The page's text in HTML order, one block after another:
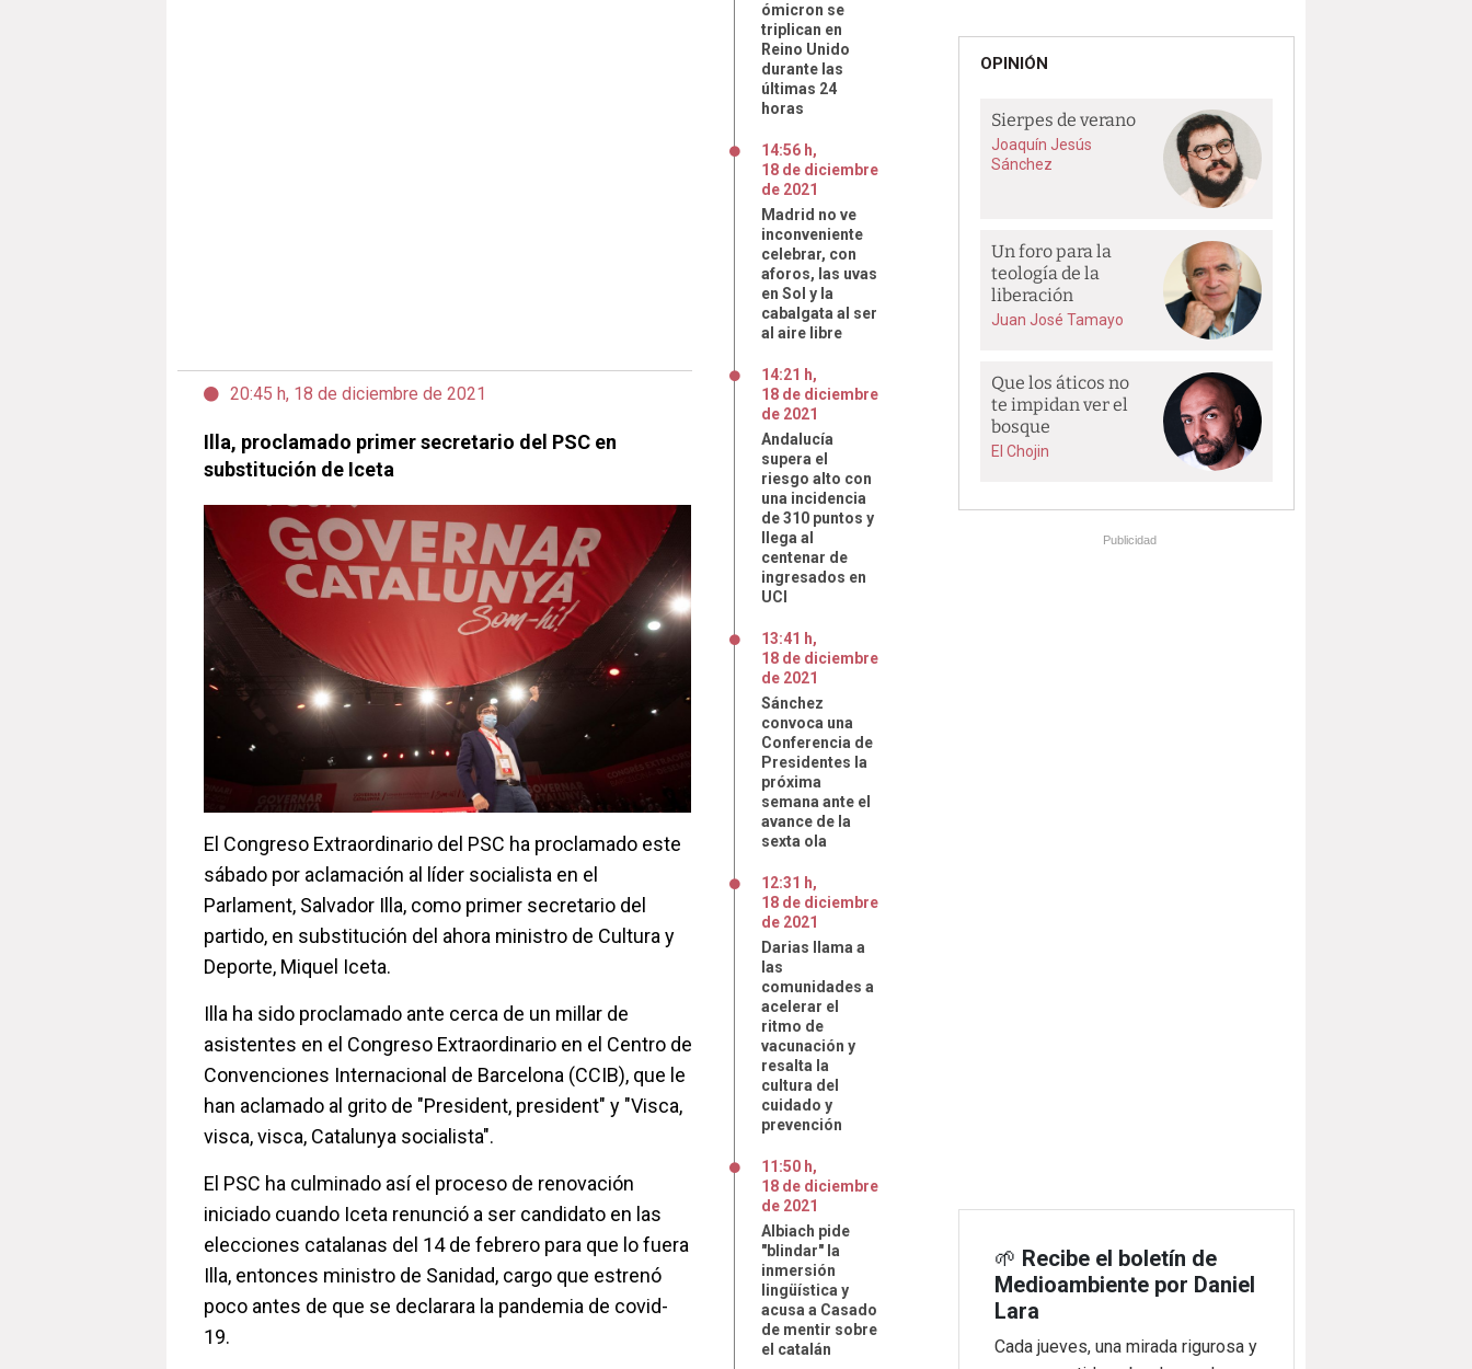
20:45 h, 18 de diciembre de 2021
Illa, proclamado primer secretario del PSC en
substitución de Iceta
El Congreso Extraordinario del PSC ha proclamado este
sábado por aclamación al líder socialista en el
Parlament, Salvador Illa, como primer secretario del
partido, en substitución del ahora ministro de Cultura y
Deporte, Miquel Iceta.
Illa ha sido proclamado ante cerca de un millar de
asistentes en el Congreso Extraordinario en el Centro de
Convenciones Internacional de Barcelona (CCIB), que le
han aclamado al grito de "President, president" y "Visca,
visca, visca, Catalunya socialista".
El PSC ha culminado así el proceso de renovación
iniciado cuando Iceta renunció a ser candidato en las
elecciones catalanas del 14 de febrero para que lo fuera
Illa, entonces ministro de Sanidad, cargo que estrenó
poco antes de que se declarara la pandemia de covid-
19.
ómicron se
triplican en
Reino Unido
durante las
últimas 24
horas
14:56 h,
18 de diciembre
de 2021
Madrid no ve
inconveniente
celebrar, con
aforos, las uvas
en Sol y la
cabalgata al ser
al aire libre
14:21 h,
18 de diciembre
de 2021
Andalucía
supera el
riesgo alto con
una incidencia
de 310 puntos y
llega al
centenar de
ingresados en
UCI
13:41 h,
18 de diciembre
de 2021
Sánchez
convoca una
Conferencia de
Presidentes la
próxima
semana ante el
avance de la
sexta ola
12:31 h,
18 de diciembre
de 2021
Darias llama a
las
comunidades a
acelerar el
ritmo de
vacunación y
resalta la
cultura del
cuidado y
prevención
11:50 h,
18 de diciembre
de 2021
Albiach pide
"blindar" la
inmersión
lingüística y
acusa a Casado
de mentir sobre
el catalán
OPINIÓN
Sierpes de verano
Joaquín Jesús
Sánchez
Un foro para la
teología de la
liberación
Juan José Tamayo
Que los áticos no
te impidan ver el
bosque
El Chojin
Publicidad
🌱 Recibe el boletín de
Medioambiente por Daniel
Lara
Cada jueves, una mirada rigurosa y